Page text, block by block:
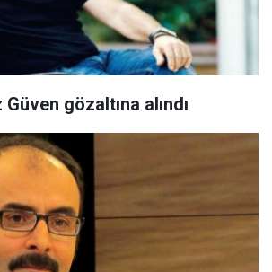
gözaltına alındı